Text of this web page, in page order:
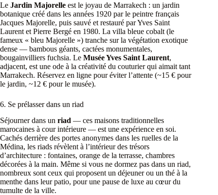
Le Jardin Majorelle est le joyau de Marrakech : un jardin
botanique créé dans les années 1920 par le peintre français
Jacques Majorelle, puis sauvé et restauré par Yves Saint
Laurent et Pierre Bergé en 1980. La villa bleue cobalt (le
fameux « bleu Majorelle ») tranche sur la végétation exotique
dense — bambous géants, cactées monumentales,
bougainvilliers fuchsia. Le Musée Yves Saint Laurent,
adjacent, est une ode à la créativité du couturier qui aimait tant
Marrakech. Réservez en ligne pour éviter l’attente (~15 € pour
le jardin, ~12 € pour le musée).
6. Se prélasser dans un riad
Séjourner dans un riad — ces maisons traditionnelles
marocaines à cour intérieure — est une expérience en soi.
Cachés derrière des portes anonymes dans les ruelles de la
Médina, les riads révèlent à l’intérieur des trésors
d’architecture : fontaines, orange de la terrasse, chambres
décorées à la main. Même si vous ne dormez pas dans un riad,
nombreux sont ceux qui proposent un déjeuner ou un thé à la
menthe dans leur patio, pour une pause de luxe au cœur du
tumulte de la ville.